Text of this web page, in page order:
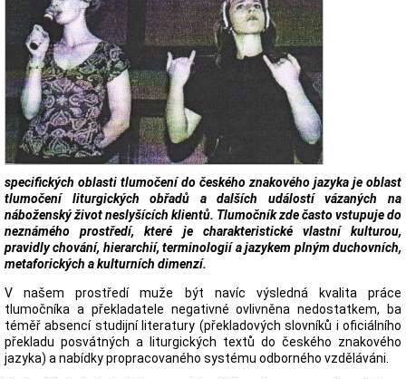
specifických oblasti tlumočení do českého znakového jazyka je oblast
tlumočení liturgických obřadů a dalších událostí vázaných na
náboženský život neslyšících klientů. Tlumočník zde často vstupuje do
neznámého prostředí, které je charakteristické vlastní kulturou,
pravidly chování, hierarchií, terminologií a jazykem plným duchovních,
metaforických a kulturních dimenzí.
V našem prostředí muže být navíc výsledná kvalita práce
tlumočníka a překladatele negativné ovlivněna nedostatkem, ba
téměř absencí studijní literatury (překladových slovníků i oficiálního
překladu posvátných a liturgických textů do českého znakového
jazyka) a nabídky propracovaného systému odborného vzděláváni.